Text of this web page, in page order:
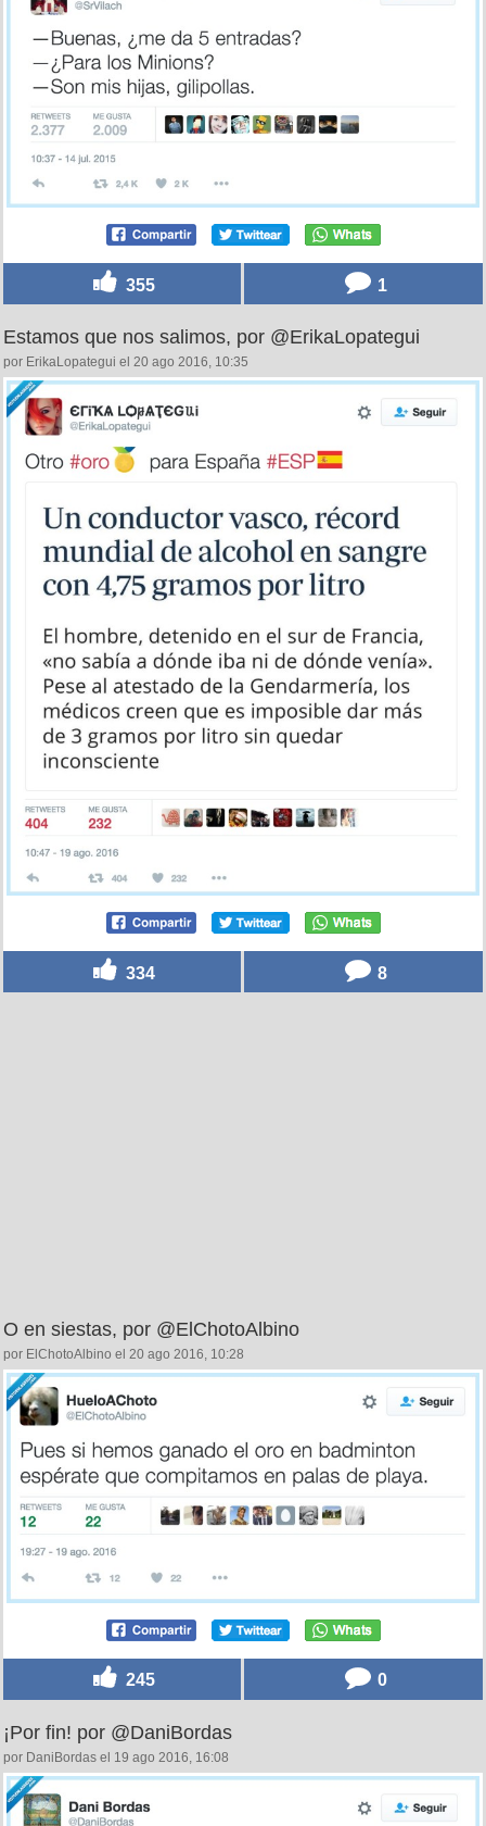
355 1
Estamos que nos salimos, por @ErikaLopategui
por ErikaLopategui el 20 ago 2016, 10:35
334 8
O en siestas, por @ElChotoAlbino
por ElChotoAlbino el 20 ago 2016, 10:28
245 0
¡Por fin! por @DaniBordas
por DaniBordas el 19 ago 2016, 16:08